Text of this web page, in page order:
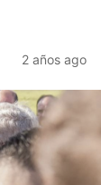
2 años ago